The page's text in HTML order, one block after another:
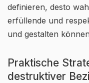
definieren, desto
erfüllende und
und gestalten
Praktische
destruktiver